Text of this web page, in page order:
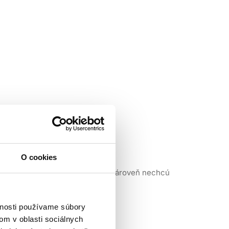
O cookies
používame súbory
v oblasti sociálnych
farbenie bez amoniaku, no zároveň nechcú
dostávajú do vlasového vlákna a vytvárajú
prehĺbenie prirodzenej farby aj vytvorenie